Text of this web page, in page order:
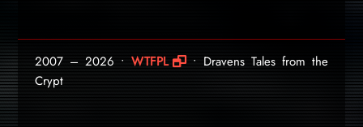
2007 – 2026 •WTFPL
• Dravens Tales from the
Crypt